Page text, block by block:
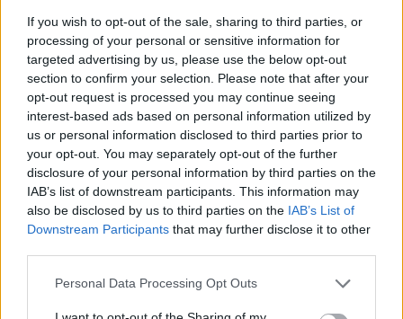
If you wish to opt-out of the sale, sharing to third parties, or
processing of your personal or sensitive information for
targeted advertising by us, please use the below opt-out
section to confirm your selection. Please note that after your
opt-out request is processed you may continue seeing
interest-based ads based on personal information utilized by
us or personal information disclosed to third parties prior to
your opt-out. You may separately opt-out of the further
disclosure of your personal information by third parties on the
IAB’s list of downstream participants. This information may
also be disclosed by us to third parties on the IAB’s List of
Downstream Participants that may further disclose it to other
Personal Data Processing Opt Outs